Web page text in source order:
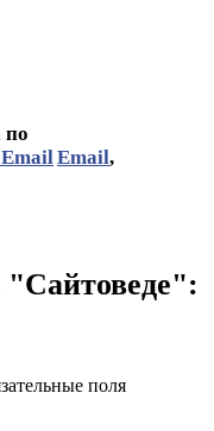
по
Email,
поля